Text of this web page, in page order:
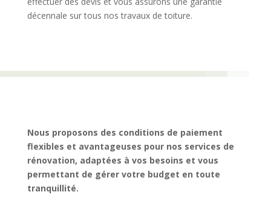
décennale sur tous nos travaux de toiture.
Nous proposons des conditions de paiement
flexibles et avantageuses pour nos services de
rénovation, adaptées à vos besoins et vous
permettant de gérer votre budget en toute
tranquillité.